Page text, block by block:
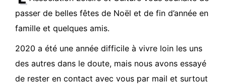
passer de belles fêtes de Noël et de fin d’année en
famille et quelques amis.
2020 a été une année difficile à vivre loin les uns
des autres dans le doute, mais nous avons essayé
de rester en contact avec vous par mail et surtout